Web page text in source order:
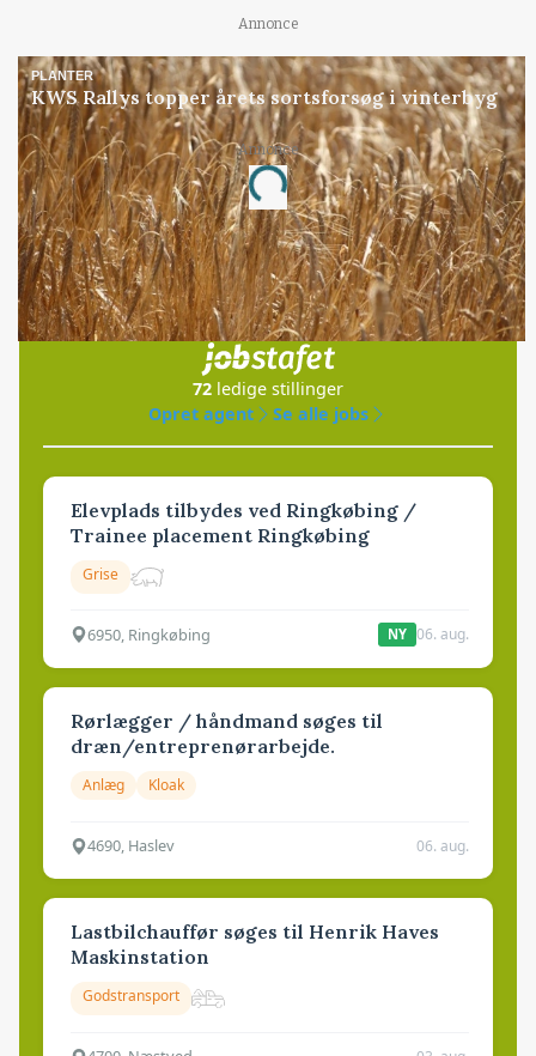
Annonce
PLANTER
KWS Rallys topper årets sortsforsøg i vinterbyg
Annonce
Loading...
Jobs
i samarbejde med
72 ledige stillinger
Opret agent
Se alle jobs
Elevplads tilbydes ved Ringkøbing /
Trainee placement Ringkøbing
Grise
6950, Ringkøbing NY 06. aug.
Rørlægger / håndmand søges til
dræn/entreprenørarbejde.
Anlæg Kloak
4690, Haslev 06. aug.
Lastbilchauffør søges til Henrik Haves
Maskinstation
Godstransport